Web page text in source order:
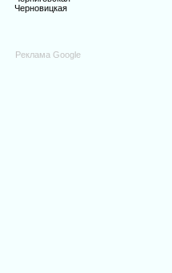
Черновицкая
Реклама Google